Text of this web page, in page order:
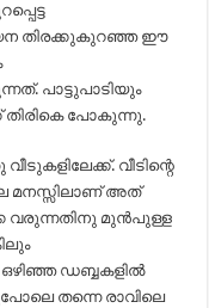
തിരക്കുകുറഞ്ഞ ഈ
പാട്ടുപാടിയും
തിരികെ പോകുന്നു.
വീടിന്റെ
മനസ്സിലാണ് അത്
വരുന്നതിനു മുൻപുള്ള
ഡബ്ബകളിൽ
തന്നെ രാവിലെ